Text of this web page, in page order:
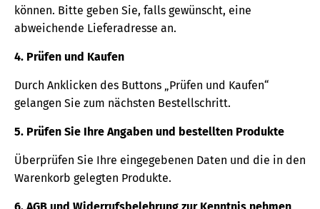
können. Bitte geben Sie, falls gewünscht, eine
abweichende Lieferadresse an.
4. Prüfen und Kaufen
Durch Anklicken des Buttons „Prüfen und Kaufen“
gelangen Sie zum nächsten Bestellschritt.
5. Prüfen Sie Ihre Angaben und bestellten Produkte
Überprüfen Sie Ihre eingegebenen Daten und die in den
Warenkorb gelegten Produkte.